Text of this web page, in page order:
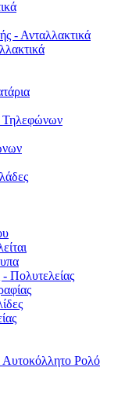
- Ανταλλακτικά
Τηλεφώνων
Πολυτελείας
Αυτοκόλλητο Ρολό